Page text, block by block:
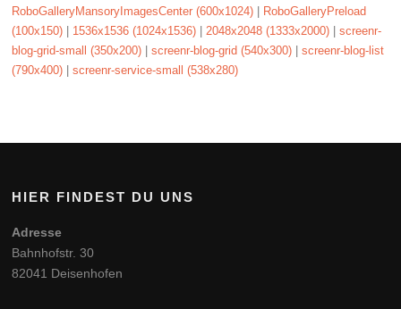
RoboGalleryMansoryImagesCenter (600x1024)
RoboGalleryPreload
(100x150)
1536x1536 (1024x1536) |2048x2048 (1333x2000) |screenr-
blog-grid-small (350x200) |screenr-blog-grid (540x300) |screenr-blog-list
(790x400) |screenr-service-small (538x280)
HIER FINDEST DU UNS
Adresse
Bahnhofstr. 30
82041 Deisenhofen